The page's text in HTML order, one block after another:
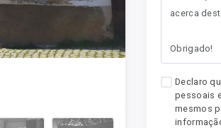
Declaro
pessoais
mesmos